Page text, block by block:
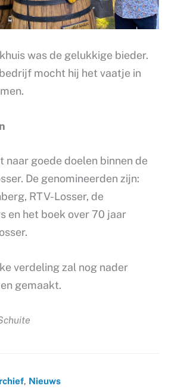
was de gelukkige bieder.
mocht hij het vaatje in
naar goede doelen binnen de
De genomineerden zijn:
RTV-Losser, de
en het boek over 70 jaar
verdeling zal nog nader
gemaakt.
, Nieuws